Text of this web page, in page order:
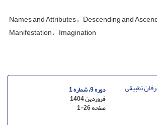
Names and Attributes Descending and
Manifestation Imagination
دوره 9، شماره 1
فروردین 1404
صفحه1-26